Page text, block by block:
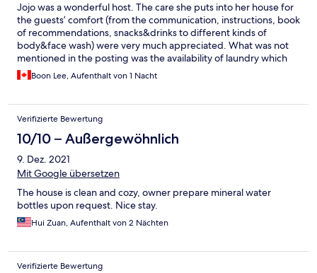
Jojo was a wonderful host. The care she puts into her house for
the guests’ comfort (from the communication, instructions, book
of recommendations, snacks&drinks to different kinds of
body&face wash) were very much appreciated. What was not
mentioned in the posting was the availability of laundry which
was a pleasant surprise. The only thing is it’s 15mins outside the
core city, but if you have a car, it’s not a problem. The shower
simple arrow to show where to turn on. But these aren’t
dealbreakers. We would stay again if we’re back in Ipoh. Thanks
Jojo!
Boon Lee, Aufenthalt von 1 Nacht
Verifizierte Bewertung
10/10 – Außergewöhnlich
9. Dez. 2021
Mit Google übersetzen
The house is clean and cozy, owner prepare mineral water
bottles upon request. Nice stay.
Hui Zuan, Aufenthalt von 2 Nächten
Verifizierte Bewertung